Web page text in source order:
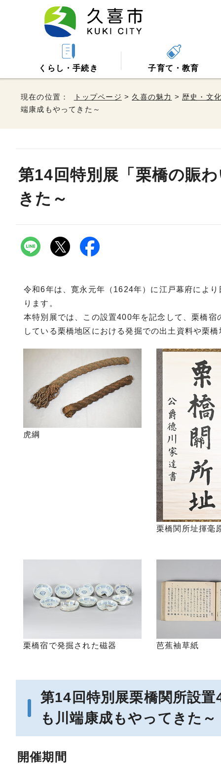
くらし・手続き 子育て・教育
現在の位置： トップページ > 久喜の魅力 > 歴史・文
端康成もやってきた～
第14回特別展「栗橋の賑
きた～
令和6年は、寛永元年（1624年）に江戸幕府によ
ります。
本特別展では、この設置400年を記念して、栗橋
している栗橋地区における発掘での出土資料や栗
虎綱
栗橋関所址揮毫
栗橋宿で発掘された磁器 芭蕉袖草紙
第14回特別展栗橋関所設
も川端康成もやってきた～
開催期間